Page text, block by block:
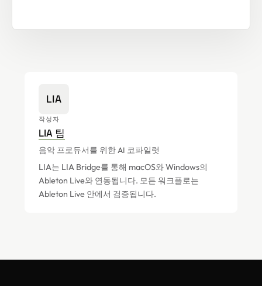
LIA
작성자
LIA 팀
음악 프로듀서를 위한 AI 코파일럿
LIA는 LIA Bridge를 통해 macOS와 Windows의
Ableton Live와 연동됩니다. 모든 워크플로는
Ableton Live 안에서 검증됩니다.